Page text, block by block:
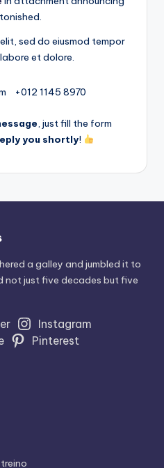
sed do eiusmod tempor
et dolore.
+012 1145 8970
, just fill the form
you shortly!
a galley and jumbled it to
not just five decades but five
Instagram
Pinterest